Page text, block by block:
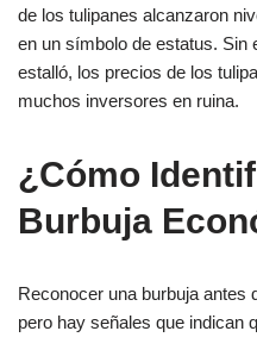
de los tulipanes alcanzaron
en un símbolo de estatus. Sin
estalló, los precios de los
muchos inversores en ruina.
¿Cómo
Burbuja
Reconocer una burbuja antes
pero hay señales que indican